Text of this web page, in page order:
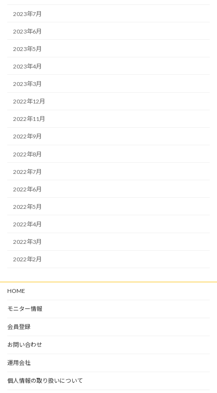
2023年7月
2023年6月
2023年5月
2023年4月
2023年3月
2022年12月
2022年11月
2022年9月
2022年8月
2022年7月
2022年6月
2022年5月
2022年4月
2022年3月
2022年2月
HOME
モニター情報
会員登録
お問い合わせ
運用会社
個人情報の取り扱いについて